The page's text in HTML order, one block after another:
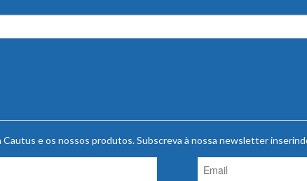
e os nossos produtos. Subscreva à nossa newsletter